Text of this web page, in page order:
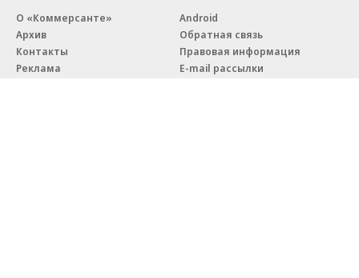
О «Коммерсанте»
Архив
Контакты
Реклама
Android
Обратная связь
Правовая информация
E-mail рассылки